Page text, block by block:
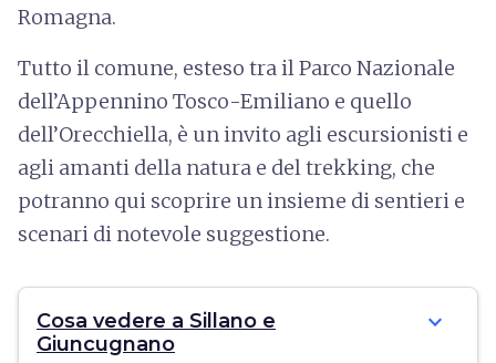
Romagna.
Tutto il comune, esteso tra il Parco Nazionale
dell’Appennino Tosco-Emiliano e quello
dell’Orecchiella, è un invito agli escursionisti e
agli amanti della natura e del trekking, che
potranno qui scoprire un insieme di sentieri e
scenari di notevole suggestione.
Cosa vedere a Sillano e
Giuncugnano
expand_more